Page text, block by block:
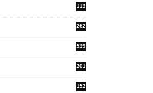
113
262
539
201
152